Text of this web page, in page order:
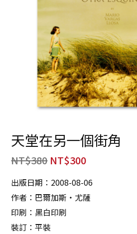
天堂在另一個街角
NT$380 NT$300
出版日期：2008-08-06
作者：巴爾加斯‧尤薩
印刷：黑白印刷
裝訂：平裝